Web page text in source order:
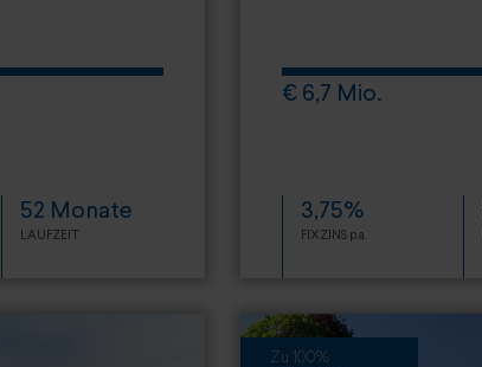
52 Monate
LAUFZEIT
€ 6,7 Mio.
3,75%
FIXZINS p.a.
Zu 100%